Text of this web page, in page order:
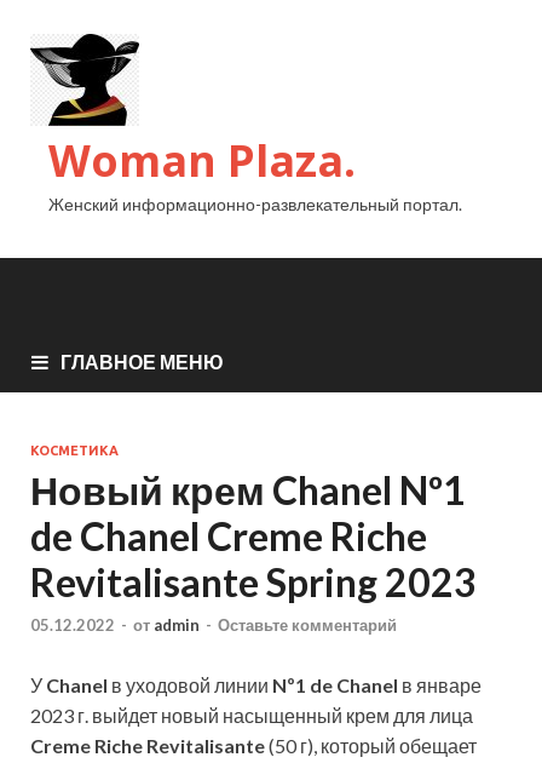
Woman Plaza.
Женский информационно-развлекательный портал.
ГЛАВНОЕ МЕНЮ
КОСМЕТИКА
Новый крем Chanel Nº1
de Chanel Creme Riche
Revitalisante Spring 2023
05.12.2022 - от admin - Оставьте комментарий
У Chanel в уходовой линии Nº1 de Chanel в январе
2023 г. выйдет новый насыщенный крем для лица
Creme Riche Revitalisante(50 г), который обещает